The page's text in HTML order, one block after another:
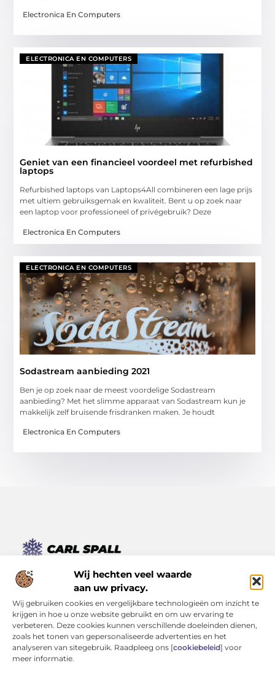
Wij hechten veel waarde
aan uw privacy.
Wij gebruiken cookies en vergelijkbare technologieën om inzicht te
krijgen in hoe u onze website gebruikt en om uw ervaring te
verbeteren. Deze cookies kunnen verschillende doeleinden dienen,
zoals het tonen van gepersonaliseerde advertenties en het
analyseren van sitegebruik. Raadpleeg ons [cookiebeleid] voor
meer informatie.
Electronica En Computers
ELECTRONICA EN COMPUTERS
Geniet van een financieel voordeel met refurbished
laptops
Refurbished laptops van Laptops4All combineren een lage prijs
met ultiem gebruiksgemak en kwaliteit. Bent u op zoek naar
een laptop voor professioneel of privégebruik? Deze
Electronica En Computers
ELECTRONICA EN COMPUTERS
Sodastream aanbieding 2021
Ben je op zoek naar de meest voordelige Sodastream
aanbieding? Met het slimme apparaat van Sodastream kun je
makkelijk zelf bruisende frisdranken maken. Je houdt
Electronica En Computers
Van kleine momenten tot grote inzichten – lees het hier.
Ontdek een verscheidenheid aan blogs en artikelen die je
dagelijks leven verrijken, van inspirerende verhalen tot
praktische tips.
Bericht categorie